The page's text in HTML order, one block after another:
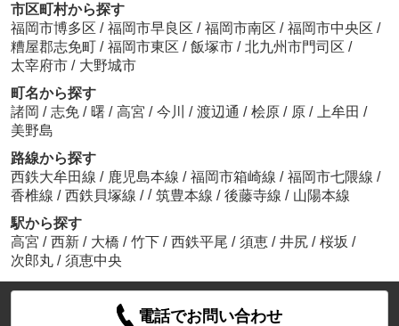
市区町村から探す
福岡市博多区 / 福岡市早良区 / 福岡市南区 / 福岡市中央区 /
糟屋郡志免町 / 福岡市東区 / 飯塚市 / 北九州市門司区 /
太宰府市 / 大野城市
町名から探す
諸岡 / 志免 / 曙 / 高宮 / 今川 / 渡辺通 / 桧原 / 原 / 上牟田 /
美野島
路線から探す
西鉄大牟田線 / 鹿児島本線 / 福岡市箱崎線 / 福岡市七隈線 /
香椎線 / 西鉄貝塚線 / / 筑豊本線 / 後藤寺線 / 山陽本線
駅から探す
高宮 / 西新 / 大橋 / 竹下 / 西鉄平尾 / 須恵 / 井尻 / 桜坂 /
次郎丸 / 須恵中央
電話でお問い合わせ